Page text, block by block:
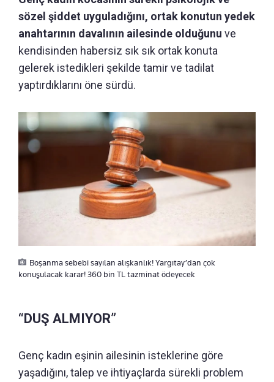
sözel şiddet uyguladığını, ortak konutun yedek
anahtarının davalının ailesinde olduğunu ve
kendisinden habersiz sık sık ortak konuta
gelerek istedikleri şekilde tamir ve tadilat
yaptırdıklarını öne sürdü.
Boşanma sebebi sayılan alışkanlık! Yargıtay’dan çok
konuşulacak karar! 360 bin TL tazminat ödeyecek
“DUŞ ALMIYOR”
Genç kadın eşinin ailesinin isteklerine göre
yaşadığını, talep ve ihtiyaçlarda sürekli problem